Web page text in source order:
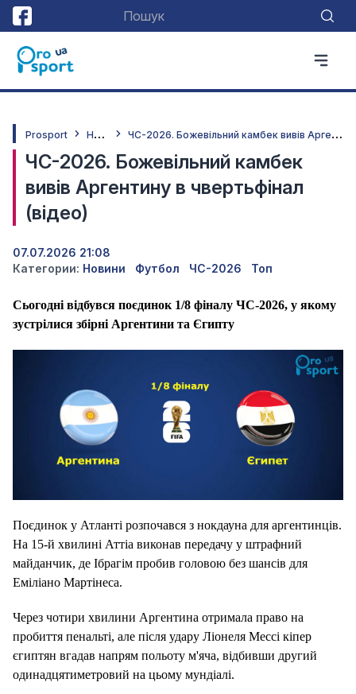
Prosport Н
овини Ч
С-2026. Божевільний камбек вивів Аргентину в чвертьфінал (відео)
ЧС-2026. Божевільний камбек
вивів Аргентину в чвертьфінал
(відео)
07.07.2026 21:08
Категории: Новини Футбол ЧС-2026 Топ
Сьогодні відбувся поєдинок 1/8 фіналу ЧС-2026, у якому
зустрілися збірні Аргентини та Єгипту
Поєдинок у Атланті розпочався з нокдауна для аргентинців.
На 15-й хвилині Аттіа виконав передачу у штрафний
майданчик, де Ібрагім пробив головою без шансів для
Еміліано Мартінеса.
Через чотири хвилини Аргентина отримала право на
пробиття пенальті, але після удару Ліонеля Мессі кіпер
єгиптян вгадав напрям польоту м'яча, відбивши другий
одинадцятиметровий на цьому мундіалі.